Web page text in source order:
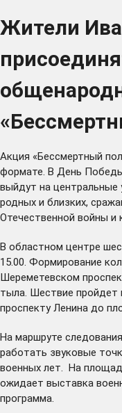
Жители
Акция «Бессмертный
формате. В День
выйдут на центральные
родных и близких,
Отечественной войны и
В областном центре
15.00. Формирование
Шереметевском
тыла. Шествие пройдет
проспекту Ленина до
На маршруте
работать звуковые
военных лет. На
ожидает выставка
программа.